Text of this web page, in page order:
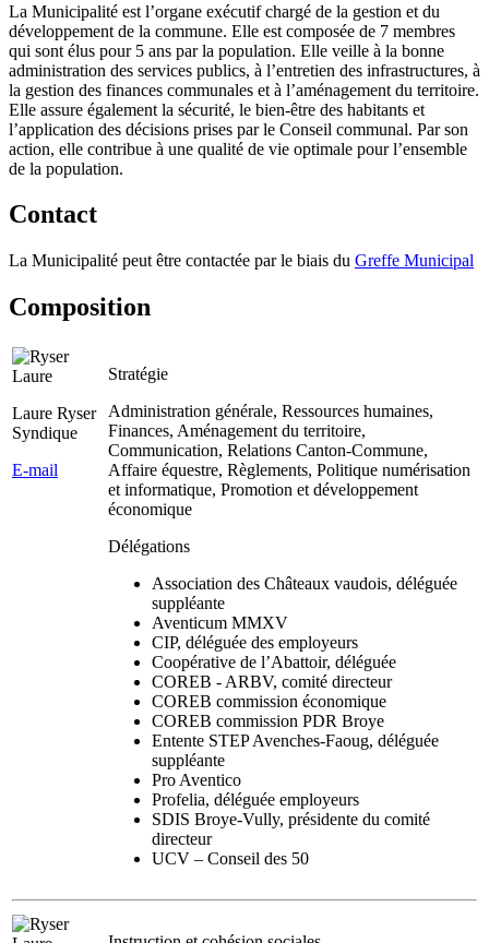
La Municipalité est l’organe exécutif chargé de la gestion et du
développement de la commune. Elle est composée de 7 membres
qui sont élus pour 5 ans par la population. Elle veille à la bonne
administration des services publics, à l’entretien des infrastructures, à
la gestion des finances communales et à l’aménagement du territoire.
Elle assure également la sécurité, le bien-être des habitants et
l’application des décisions prises par le Conseil communal. Par son
action, elle contribue à une qualité de vie optimale pour l’ensemble
de la population.
Contact
La Municipalité peut être contactée par le biais du Greffe Municipal
Composition
Laure Ryser
Syndique
E-mail
Stratégie
Administration générale, Ressources humaines,
Finances, Aménagement du territoire,
Communication, Relations Canton-Commune,
Affaire équestre, Règlements, Politique numérisation
et informatique, Promotion et développement
économique
Délégations
Association des Châteaux vaudois, déléguée
suppléante
Aventicum MMXV
CIP, déléguée des employeurs
Coopérative de l’Abattoir, déléguée
COREB - ARBV, comité directeur
COREB commission économique
COREB commission PDR Broye
Entente STEP Avenches-Faoug, déléguée
suppléante
Pro Aventico
Profelia, déléguée employeurs
SDIS Broye-Vully, présidente du comité
directeur
UCV – Conseil des 50